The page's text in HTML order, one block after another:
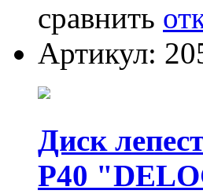
сравнить
Артикул:
Диск
P40